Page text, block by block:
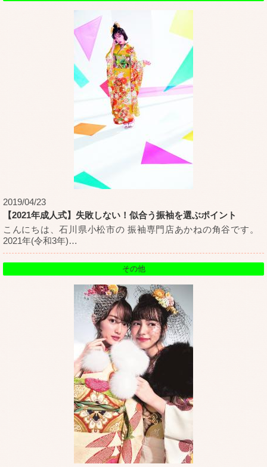
2019/04/23
【2021年成人式】失敗しない！似合う振袖を選ぶポイント
こんにちは、石川県小松市の 振袖専門店あかねの角谷です。
2021年(令和3年)…
その他